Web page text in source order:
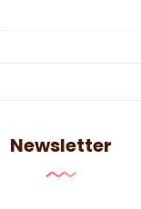
Newsletter